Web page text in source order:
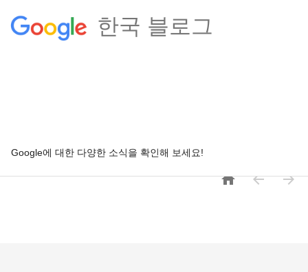
한국 블로그
Google에 대한 다양한 소식을 확인해 보세요!
  